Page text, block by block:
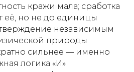
кражи мала; сработка
её, но не до единицы
независимым
природы
сильнее — именно
логика «И»